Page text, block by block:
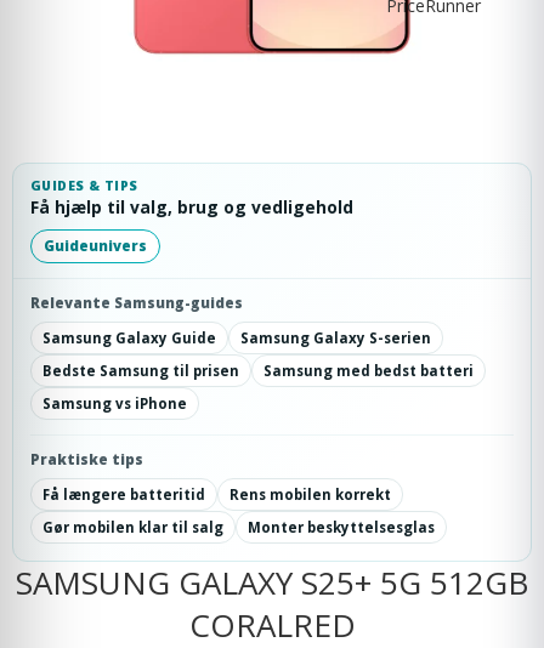
GUIDES & TIPS
Få hjælp til valg, brug og vedligehold
Guideunivers
Relevante Samsung-guides
Samsung Galaxy Guide
Samsung Galaxy S-serien
Bedste Samsung til prisen
Samsung med bedst batteri
Samsung vs iPhone
Praktiske tips
Få længere batteritid
Rens mobilen korrekt
Gør mobilen klar til salg
Monter beskyttelsesglas
SAMSUNG GALAXY S25+ 5G 512GB
CORALRED